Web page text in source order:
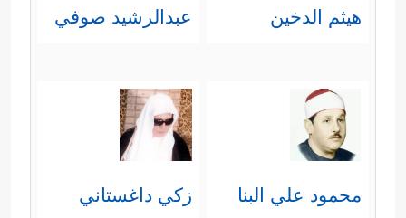
وهي وجوه أهل النار.
أهل النار مُقيّدتان بظرفالغاشية
بمعنى أنَّهم يتَعبون وينصبون
هيثم الدخين عبدالرشيد صوفي
محمود علي البنا زكي داغستاني